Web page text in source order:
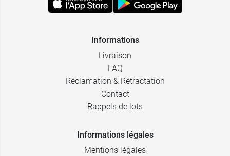
Informations
Livraison
FAQ
Réclamation & Rétractation
Contact
Rappels de lots
Informations légales
Mentions légales